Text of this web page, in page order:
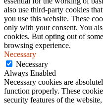
also use third-party cookies
you use this website. These
only with your consent. You
cookies. But opting out of
browsing experience.
Necessary
Necessary
Always Enabled
Necessary cookies are
function properly. These
security features of the